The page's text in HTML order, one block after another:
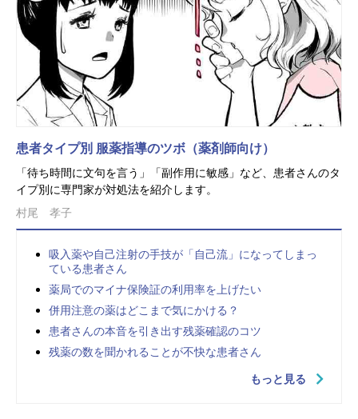
患者タイプ別 服薬指導のツボ（薬剤師向け）
「待ち時間に文句を言う」「副作用に敏感」など、患者さんのタ
イプ別に専門家が対処法を紹介します。
村尾 孝子
吸入薬や自己注射の手技が「自己流」になってしまっ
ている患者さん
薬局でのマイナ保険証の利用率を上げたい
併用注意の薬はどこまで気にかける？
患者さんの本音を引き出す残薬確認のコツ
残薬の数を聞かれることが不快な患者さん
もっと見る